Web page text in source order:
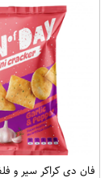
فان دی کراکر سیر و